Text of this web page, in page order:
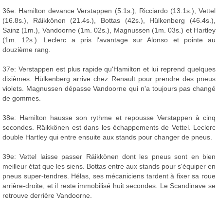
36e: Hamilton devance Verstappen (5.1s.), Ricciardo (13.1s.), Vettel
(16.8s.), Räikkönen (21.4s.), Bottas (42s.), Hülkenberg (46.4s.),
Sainz (1m.), Vandoorne (1m. 02s.), Magnussen (1m. 03s.) et Hartley
(1m. 12s.). Leclerc a pris l'avantage sur Alonso et pointe au
douzième rang.
37e: Verstappen est plus rapide qu'Hamilton et lui reprend quelques
dixièmes. Hülkenberg arrive chez Renault pour prendre des pneus
violets. Magnussen dépasse Vandoorne qui n'a toujours pas changé
de gommes.
38e: Hamilton hausse son rythme et repousse Verstappen à cinq
secondes. Räikkönen est dans les échappements de Vettel. Leclerc
double Hartley qui entre ensuite aux stands pour changer de pneus.
39e: Vettel laisse passer Räikkönen dont les pneus sont en bien
meilleur état que les siens. Bottas entre aux stands pour s'équiper en
pneus super-tendres. Hélas, ses mécaniciens tardent à fixer sa roue
arrière-droite, et il reste immobilisé huit secondes. Le Scandinave se
retrouve derrière Vandoorne.